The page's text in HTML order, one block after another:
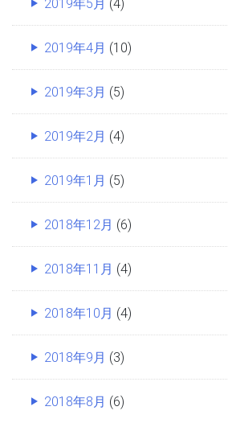
2019年5月 (4)
2019年4月 (10)
2019年3月 (5)
2019年2月 (4)
2019年1月 (5)
2018年12月 (6)
2018年11月 (4)
2018年10月 (4)
2018年9月 (3)
2018年8月 (6)